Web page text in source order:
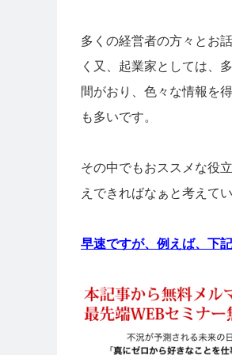
多くの経営者の方々とお
く又、起業家としては、
間がおり、色々な情報を
も多いです。
その中でもおススメな役
えできればなぁと考えてい
早速ですが、例えば、下